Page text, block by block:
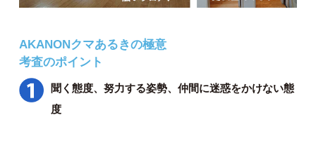
AKANONクマあるきの極意
考査のポイント
聞く態度、努力する姿勢、仲間に迷惑をかけない態
度